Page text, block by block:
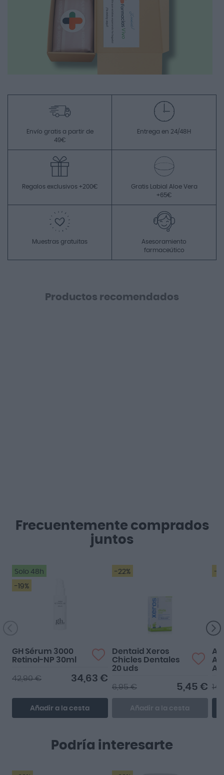
Envío gratis a partir de
49€
Entrega en 24/48H
Regalos exclusivos +200€
Gratis Labial Aloe Vera
+65€
Muestras gratuitas
Asesoramiento
farmaceútico
Productos recomendados
Frecuentemente comprados
juntos
Solo 48h
-19%
GH Sérum 3000
Retinol-NP 30ml
34,63 €
42,90 €
Añadir a la cesta
-22%
Dentaid Xeros
Chicles Dentales
20 uds
5,45 €
6,95 €
Añadir a la cesta
-
Podría interesarte